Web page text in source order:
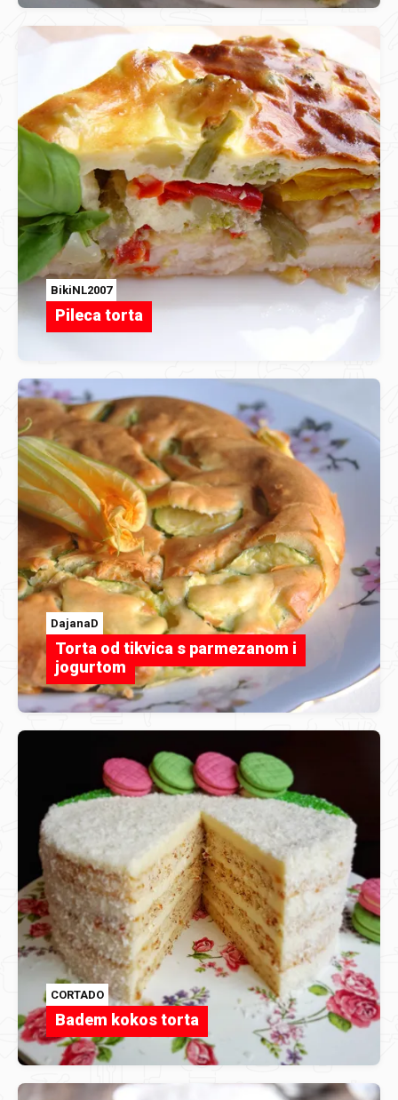
BikiNL2007
Pileca torta
DajanaD
Torta od tikvica s parmezanom i
jogurtom
CORTADO
Badem kokos torta